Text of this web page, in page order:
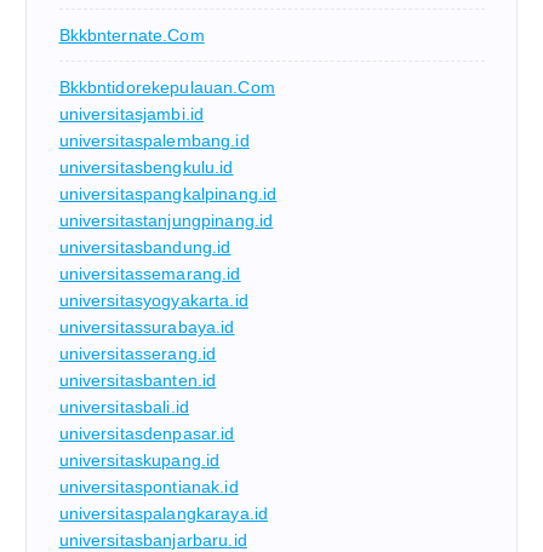
Bkkbnternate.com
Bkkbntidorekepulauan.com
universitasjambi.id
universitaspalembang.id
universitasbengkulu.id
universitaspangkalpinang.id
universitastanjungpinang.id
universitasbandung.id
universitassemarang.id
universitasyogyakarta.id
universitassurabaya.id
universitasserang.id
universitasbanten.id
universitasbali.id
universitasdenpasar.id
universitaskupang.id
universitaspontianak.id
universitaspalangkaraya.id
universitasbanjarbaru.id